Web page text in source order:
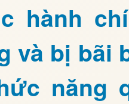
hành
và bị bãi
năng